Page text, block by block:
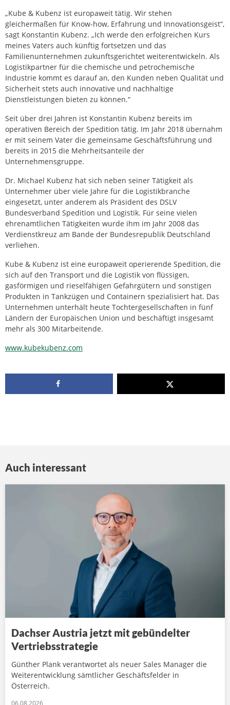
„Kube & Kubenz ist europaweit tätig. Wir stehen
gleichermaßen für Know-how, Erfahrung und Innovationsgeist“,
sagt Konstantin Kubenz. „Ich werde den erfolgreichen Kurs
meines Vaters auch künftig fortsetzen und das
Familienunternehmen zukunftsgerichtet weiterentwickeln. Als
Logistikpartner für die chemische und petrochemische
Industrie kommt es darauf an, den Kunden neben Qualität und
Sicherheit stets auch innovative und nachhaltige
Dienstleistungen bieten zu können.“
Seit über drei Jahren ist Konstantin Kubenz bereits im
operativen Bereich der Spedition tätig. Im Jahr 2018 übernahm
er mit seinem Vater die gemeinsame Geschäftsführung und
bereits in 2015 die Mehrheitsanteile der
Unternehmensgruppe.
Dr. Michael Kubenz hat sich neben seiner Tätigkeit als
Unternehmer über viele Jahre für die Logistikbranche
eingesetzt, unter anderem als Präsident des DSLV
Bundesverband Spedition und Logistik. Für seine vielen
ehrenamtlichen Tätigkeiten wurde ihm im Jahr 2008 das
Verdienstkreuz am Bande der Bundesrepublik Deutschland
verliehen.
Kube & Kubenz ist eine europaweit operierende Spedition, die
sich auf den Transport und die Logistik von flüssigen,
gasförmigen und rieselfähigen Gefahrgütern und sonstigen
Produkten in Tankzügen und Containern spezialisiert hat. Das
Unternehmen unterhält heute Tochtergesellschaften in fünf
Ländern der Europäischen Union und beschäftigt insgesamt
mehr als 300 Mitarbeitende.
www.kubekubenz.com
Auch interessant
Dachser Austria jetzt mit gebündelter
Vertriebsstrategie
Günther Plank verantwortet als neuer Sales Manager die
Weiterentwicklung sämtlicher Geschäftsfelder in
Österreich.
06.08.2026